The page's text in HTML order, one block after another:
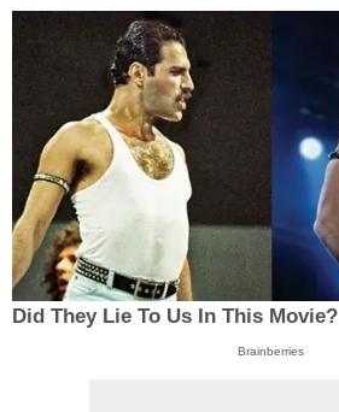
Did They Lie To Us In This Movie?
Brainberries